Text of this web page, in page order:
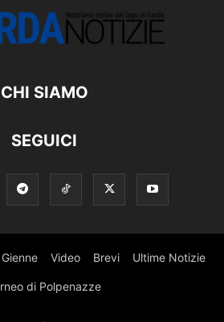
CHI SIAMO
SEGUICI
Gienne Video Brevi Ultime Notizie
di Polpenazze